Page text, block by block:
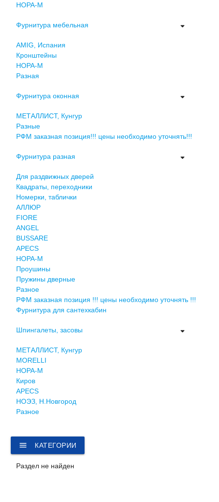
НОРА-М
Фурнитура мебельная
AMIG, Испания
Кронштейны
НОРА-М
Разная
Фурнитура оконная
МЕТАЛЛИСТ, Кунгур
Разные
РФМ заказная позиция!!! цены необходимо уточнять!!!
Фурнитура разная
Для раздвижных дверей
Квадраты, переходники
Номерки, таблички
АЛЛЮР
FIORE
ANGEL
BUSSARE
APECS
НОРА-М
Проушины
Пружины дверные
Разное
РФМ заказная позиция !!! цены необходимо уточнять !!!
Фурнитура для сантехкабин
Шпингалеты, засовы
МЕТАЛЛИСТ, Кунгур
MORELLI
НОРА-М
Киров
APECS
НОЭЗ, Н.Новгород
Разное
menu КАТЕГОРИИ
Раздел не найден